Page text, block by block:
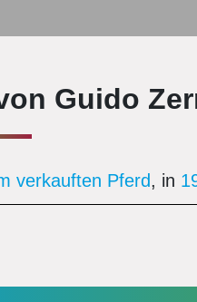
Guido
verkauften Pferd, in